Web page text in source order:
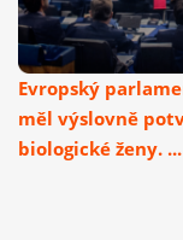
Evropský
měl výslovně
biologické ženy.